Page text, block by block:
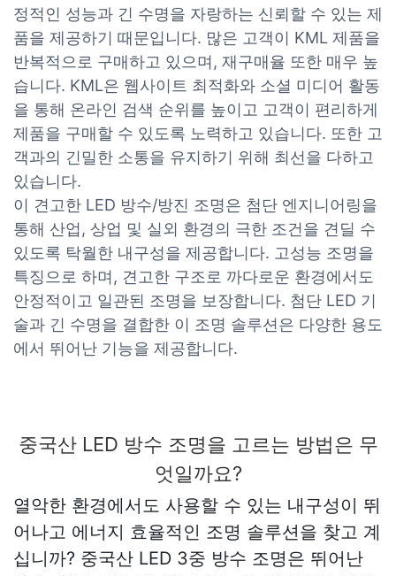
정적인 성능과 긴 수명을 자랑하는 신뢰할 수 있는 제
품을 제공하기 때문입니다. 많은 고객이 KML 제품을
반복적으로 구매하고 있으며, 재구매율 또한 매우 높
습니다. KML은 웹사이트 최적화와 소셜 미디어 활동
을 통해 온라인 검색 순위를 높이고 고객이 편리하게
제품을 구매할 수 있도록 노력하고 있습니다. 또한 고
객과의 긴밀한 소통을 유지하기 위해 최선을 다하고
있습니다.
이 견고한 LED 방수/방진 조명은 첨단 엔지니어링을
통해 산업, 상업 및 실외 환경의 극한 조건을 견딜 수
있도록 탁월한 내구성을 제공합니다. 고성능 조명을
특징으로 하며, 견고한 구조로 까다로운 환경에서도
안정적이고 일관된 조명을 보장합니다. 첨단 LED 기
술과 긴 수명을 결합한 이 조명 솔루션은 다양한 용도
에서 뛰어난 기능을 제공합니다.
중국산 LED 방수 조명을 고르는 방법은 무
엇일까요?
열악한 환경에서도 사용할 수 있는 내구성이 뛰
어나고 에너지 효율적인 조명 솔루션을 찾고 계
십니까? 중국산 LED 3중 방수 조명은 뛰어난